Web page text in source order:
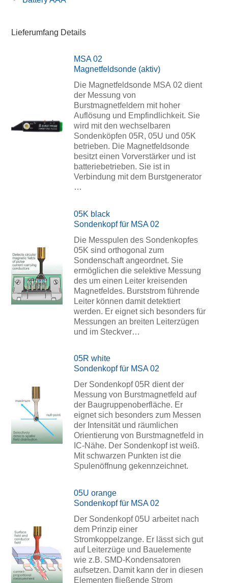
Lieferumfang Details
MSA 02
Magnetfeldsonde (aktiv)
Die Magnetfeldsonde MSA 02 dient
der Messung von
Burstmagnetfeldern mit hoher
Auflösung und Empfindlichkeit. Sie
wird mit den wechselbaren
Sondenköpfen 05R, 05U und 05K
betrieben. Die Magnetfeldsonde
besitzt einen Vorverstärker und ist
batteriebetrieben. Sie ist in
Verbindung mit dem Burstgenerator
…
05K black
Sondenkopf für MSA 02
Die Messpulen des Sondenkopfes
05K sind orthogonal zum
Sondenschaft angeordnet. Sie
ermöglichen die selektive Messung
des um einen Leiter kreisenden
Magnetfeldes. Burststrom führende
Leiter können damit detektiert
werden. Er eignet sich besonders für
Messungen an breiten Leiterzügen
und im Steckver…
05R white
Sondenkopf für MSA 02
Der Sondenkopf 05R dient der
Messung von Burstmagnetfeld auf
der Baugruppenoberfläche. Er
eignet sich besonders zum Messen
der Intensität und räumlichen
Orientierung von Burstmagnetfeld in
IC-Nähe. Der Sondenkopf ist weiß.
Mit schwarzen Punkten ist die
Spulenöffnung gekennzeichnet.
05U orange
Sondenkopf für MSA 02
Der Sondenkopf 05U arbeitet nach
dem Prinzip einer
Stromkoppelzange. Er lässt sich gut
auf Leiterzüge und Bauelemente
wie z.B. SMD-Kondensatoren
aufsetzen. Damit kann der in diesen
Elementen fließende Strom